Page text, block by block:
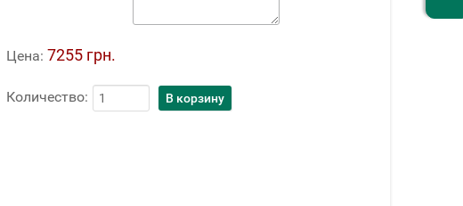
Цена:7255 грн.
Количество: